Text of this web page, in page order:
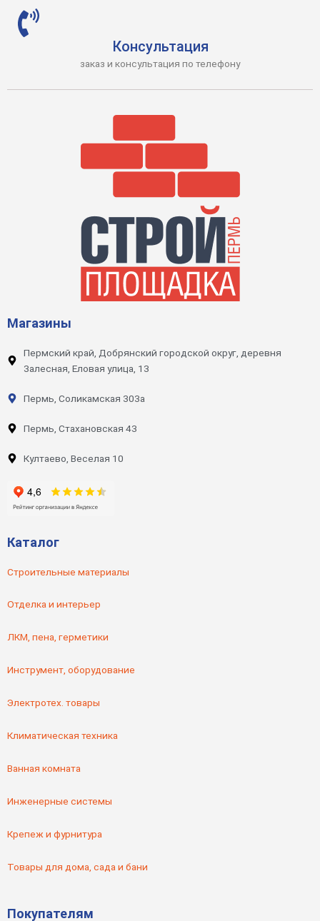
Консультация
заказ и консультация по телефону
Магазины
Пермский край, Добрянский городской округ, деревня
Залесная, Еловая улица, 13
Пермь, Соликамская 303а
Пермь, Стахановская 43
Култаево, Веселая 10
Каталог
Строительные материалы
Отделка и интерьер
ЛКМ, пена, герметики
Инструмент, оборудование
Электротех. товары
Климатическая техника
Ванная комната
Инженерные системы
Крепеж и фурнитура
Товары для дома, сада и бани
Покупателям